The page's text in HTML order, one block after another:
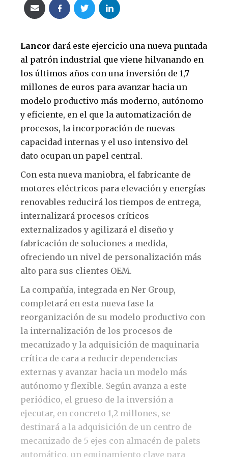
Lancor dará este ejercicio una nueva puntada
al patrón industrial que viene hilvanando en
los últimos años con una inversión de 1,7
millones de euros para avanzar hacia un
modelo productivo más moderno, autónomo
y eficiente, en el que la automatización de
procesos, la incorporación de nuevas
capacidad internas y el uso intensivo del
dato ocupan un papel central.
Con esta nueva maniobra, el fabricante de
motores eléctricos para elevación y energías
renovables reducirá los tiempos de entrega,
internalizará procesos críticos
externalizados y agilizará el diseño y
fabricación de soluciones a medida,
ofreciendo un nivel de personalización más
alto para sus clientes OEM.
La compañía, integrada en Ner Group,
completará en esta nueva fase la
reorganización de su modelo productivo con
la internalización de los procesos de
mecanizado y la adquisición de maquinaria
crítica de cara a reducir dependencias
externas y avanzar hacia un modelo más
autónomo y flexible. Según avanza a este
periódico, el grueso de la inversión a
ejecutar, en concreto 1,2 millones, se
destinará a la adquisición de un centro de
mecanizado de 5 ejes con almacén de palets
automático, un equipamiento clave para